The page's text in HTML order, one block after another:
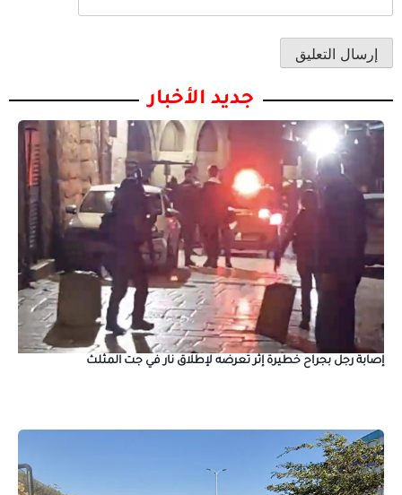
جديد الأخبار
إصابة رجل بجراح خطيرة إثر تعرضه لإطلاق نار في جت المثلث